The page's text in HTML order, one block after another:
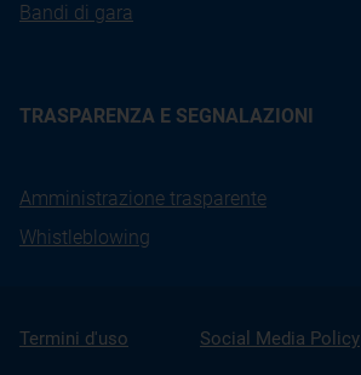
Bandi di gara
TRASPARENZA E SEGNALAZIONI
Amministrazione trasparente
Whistleblowing
Termini d'uso Social Media Policy